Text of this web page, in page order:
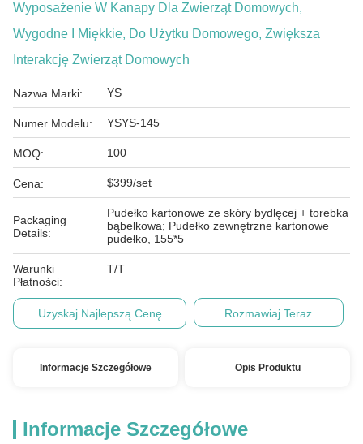
Wyposażenie W Kanapy Dla Zwierząt Domowych,
Wygodne I Miękkie, Do Użytku Domowego, Zwiększa
Interakcję Zwierząt Domowych
Nazwa Marki: YS
Numer Modelu: YSYS-145
MOQ: 100
Cena: $399/set
Packaging
Details:
Pudełko kartonowe ze skóry bydlęcej + torebka
bąbelkowa; Pudełko zewnętrzne kartonowe
pudełko, 155*5
Warunki
Płatności:
T/T
Uzyskaj Najlepszą Cenę Rozmawiaj Teraz
Informacje Szczegółowe Opis Produktu
Informacje Szczegółowe